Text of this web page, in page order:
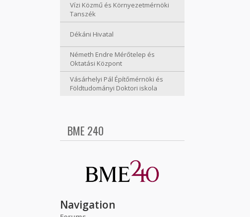
Vízi Közmű és Környezetmérnöki
Tanszék
Dékáni Hivatal
Németh Endre Mérőtelep és
Oktatási Központ
Vásárhelyi Pál Építőmérnöki és
Földtudományi Doktori iskola
BME 240
Navigation